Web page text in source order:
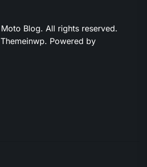
Moto Blog. All rights reserved.
Themeinwp. Powered by